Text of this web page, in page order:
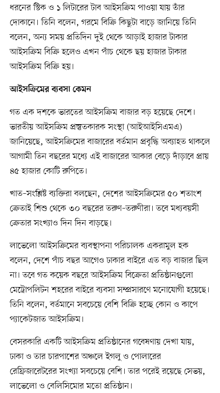
ধরনের স্টিক ও ১ লিটারের টাব আইসক্রিম পাওয়া যায় তাঁর
দোকানে। তিনি বলেন, গরমে বিক্রি কিছুটা বাড়ে জানিয়ে তিনি
বলেন, অন্য সময় প্রতিদিন দুই থেকে আড়াই হাজার টাকার
আইসক্রিম বিক্রি হলেও এখন পাঁচ থেকে ছয় হাজার টাকার
আইসক্রিম বিক্রি হয়।
আইসক্রিমের ব্যবসা কেমন
গত এক দশকে ভারতের আইসক্রিম বাজার বড় হয়েছে দেশে।
ভারতীয় আইসক্রিম প্রস্তুতকারক সংস্থা (আইআইসিএমএ)
জানিয়েছে, আইসক্রিমের বাজারের বর্তমান প্রবৃদ্ধি অব্যাহত থাকলে
আগামী তিন বছরের মধ্যে এই বাজারের আকার বেড়ে দাঁড়াবে প্রায়
৪৫ হাজার কোটি রুপিতে।
খাত–সংশ্লিষ্ট ব্যক্তিরা বলছেন, দেশের আইসক্রিমের ৫০ শতাংশ
ক্রেতাই শিশু থেকে ৩০ বছরের তরুণ–তরুণীরা। তবে মধ্যবয়সী
ক্রেতার সংখ্যাও দিন দিন বাড়ছে।
লাভেলো আইসক্রিমের ব্যবস্থাপনা পরিচালক একরামুল হক
বলেন, দেশে পাঁচ বছর আগেও ঢাকার বাইরে এত বড় বাজার ছিল
না। তবে গত কয়েক বছরে আইসক্রিম বিক্রেতা প্রতিষ্ঠানগুলো
মেট্রোপলিটন শহরের বাইরে ব্যবসা সম্প্রসারণে মনোযোগী হয়েছে।
তিনি বলেন, বর্তমানে সবচেয়ে বেশি বিক্রি হচ্ছে কোন ও কাপে
প্যাকেটজাত আইসক্রিম।
বেসরকারি একটি আইসক্রিম প্রতিষ্ঠানের গবেষণায় দেখা যায়,
ঢাকা ও তার চারপাশের অঞ্চলে ইগলু ও পোলারের
রেফ্রিজারেটরের সংখ্যা সবচেয়ে বেশি। তার পরেই রয়েছে সেভয়,
লাভেলো ও বেলিসিমোর মতো প্রতিষ্ঠান।